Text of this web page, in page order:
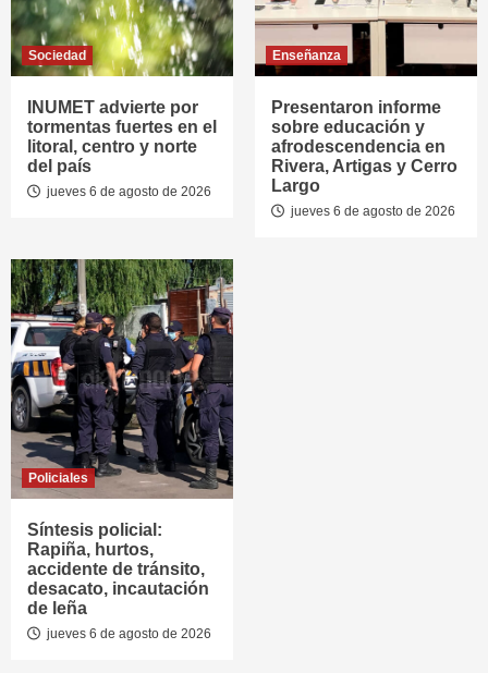
Sociedad
INUMET advierte por
tormentas fuertes en el
litoral, centro y norte
del país
jueves 6 de agosto de 2026
Enseñanza
Presentaron informe
sobre educación y
afrodescendencia en
Rivera, Artigas y Cerro
Largo
jueves 6 de agosto de 2026
Policiales
Síntesis policial:
Rapiña, hurtos,
accidente de tránsito,
desacato, incautación
de leña
jueves 6 de agosto de 2026